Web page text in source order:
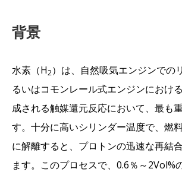
背景
水素（H2）は、自然吸気エンジンでの
るいはコモンレール式エンジンにおけ
成される触媒還元反応において、最も
す。十分に高いシリンダー温度で、燃
に解離すると、プロトンの迅速な再結
ます。このプロセスで、0.6％～2Vol%